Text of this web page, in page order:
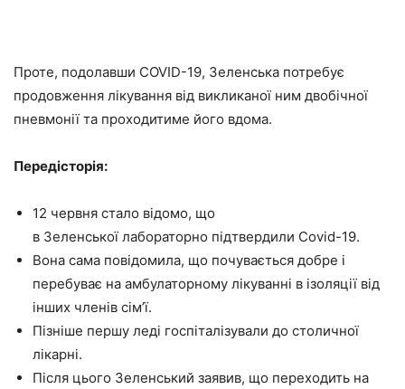
Проте, подолавши COVID-19, Зеленська потребує
продовження лікування від викликаної ним двобічної
пневмонії та проходитиме його вдома.
Передісторія:
12 червня стало відомо, що
в Зеленської лабораторно підтвердили Covid-19.
Вона сама повідомила, що почувається добре і
перебуває на амбулаторному лікуванні в ізоляції від
інших членів сім’ї.
Пізніше першу леді госпіталізували до столичної
лікарні.
Після цього Зеленський заявив, що переходить на